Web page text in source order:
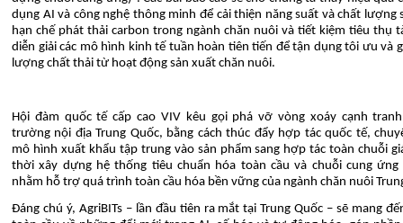
dụng AI và công nghệ thông minh để cải thiện năng suất và chất lượng
hạn chế phát thải carbon trong ngành chăn nuôi và tiết kiệm tiêu thụ
diễn giải các mô hình kinh tế tuần hoàn tiên tiến để tận dụng tôi ưu và
lượng chất thải từ hoạt động sản xuất chăn nuôi.
Hội đàm quốc tế cấp cao VIV kêu gọi phá vỡ vòng xoáy cạnh
trường nội địa Trung Quốc, bằng cách thúc đẩy hợp tác quốc tế,
mô hình xuất khẩu tập trung vào sản phẩm sang hợp tác toàn chuỗi
thời xây dựng hệ thống tiêu chuẩn hóa toàn cầu và chuỗi cung
nhằm hỗ trợ quá trình toàn cầu hóa bền vững của ngành chăn nuôi
Đáng chú ý, AgriBITs – lần đầu tiên ra mắt tại Trung Quốc – sẽ mang